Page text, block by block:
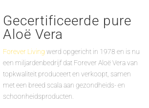
Gecertificeerde pure
Aloë Vera
Forever Living werd opgericht in 1978 en is nu
een miljardenbedrijf dat Forever Aloë Vera van
topkwaliteit produceert en verkoopt, samen
met een breed scala aan gezondheids- en
schoonheidsproducten.